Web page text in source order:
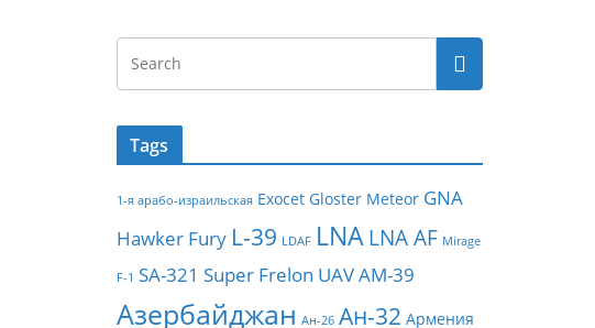
Tags
1-я арабо-израильская Exocet Gloster Meteor GNA
Hawker Fury L-39 LDAF LNA LNA AF Mirage
F-1 SA-321 Super Frelon UAVАМ-39
Азербайджан Ан-26 Ан-32 Армения